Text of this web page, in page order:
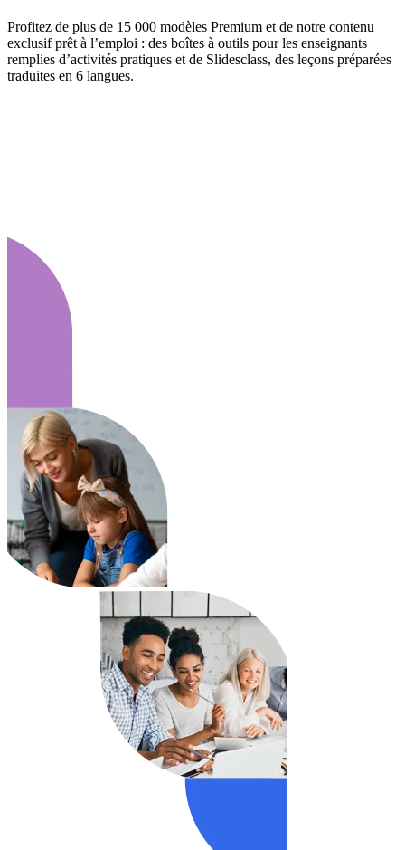
Profitez de plus de 15 000 modèles Premium et de notre contenu
exclusif prêt à l’emploi : des boîtes à outils pour les enseignants
remplies d’activités pratiques et de Slidesclass, des leçons préparées
traduites en 6 langues.